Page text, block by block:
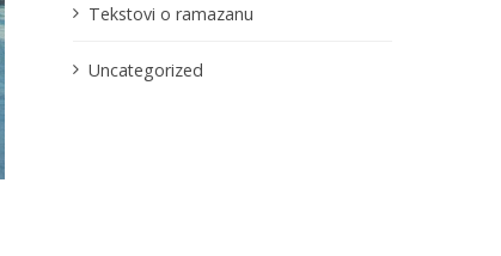
Tekstovi o ramazanu
Uncategorized